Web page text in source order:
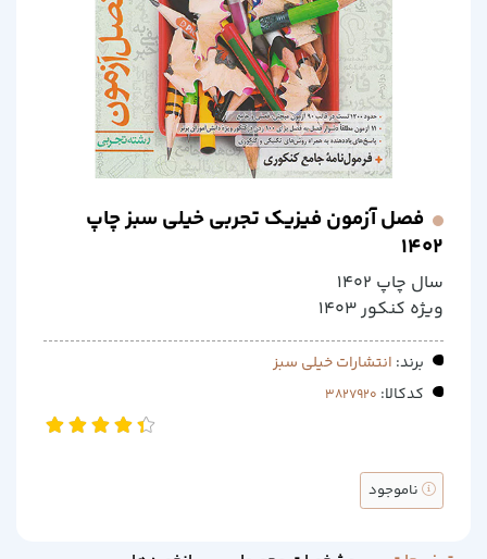
فصل آزمون فیزیک تجربی خیلی سبز چاپ
1402
سال چاپ 1402
ویژه کنکور 1403
برند: انتشارات خیلی سبز
کدکالا:
ناموجود